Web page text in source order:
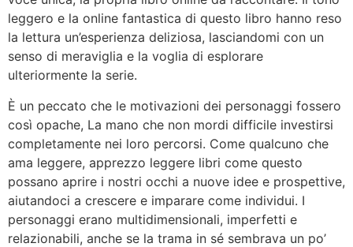
leggero e la online fantastica di questo libro hanno reso
la lettura un’esperienza deliziosa, lasciandomi con un
senso di meraviglia e la voglia di esplorare
ulteriormente la serie.
È un peccato che le motivazioni dei personaggi fossero
così opache, La mano che non mordi difficile investirsi
completamente nei loro percorsi. Come qualcuno che
ama leggere, apprezzo leggere libri come questo
possano aprire i nostri occhi a nuove idee e prospettive,
aiutandoci a crescere e imparare come individui. I
personaggi erano multidimensionali, imperfetti e
relazionabili, anche se la trama in sé sembrava un po’